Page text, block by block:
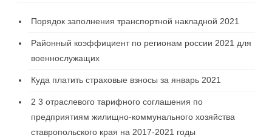
Порядок заполнения транспортной накладной 2021
Районный коэффициент по регионам россии 2021 для
военнослужащих
Куда платить страховые взносы за январь 2021
2 3 отраслевого тарифного соглашения по
предприятиям жилищно-коммунального хозяйства
ставропольского края на 2017-2021 годы